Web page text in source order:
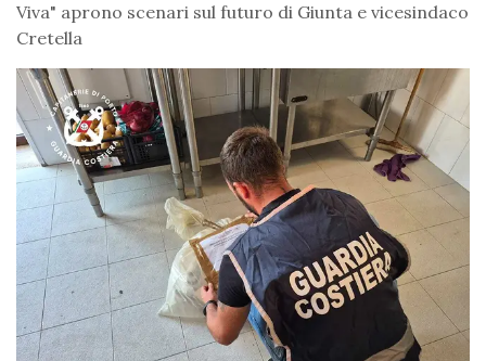
Viva" aprono scenari sul futuro di Giunta e vicesindaco
Cretella